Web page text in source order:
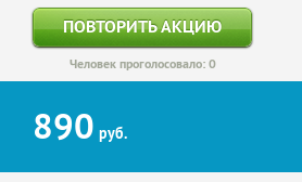
ПОВТОРИТЬ АКЦИЮ
Человек проголосовало: 0
890 руб.